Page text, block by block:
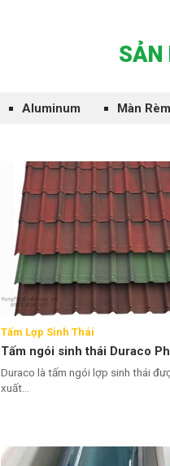
SẢN
Aluminum Màn
Tấm Lợp Sinh Thái
Tấm ngói sinh thái Duraco
Duraco là tấm ngói lợp sinh thái
xuất...